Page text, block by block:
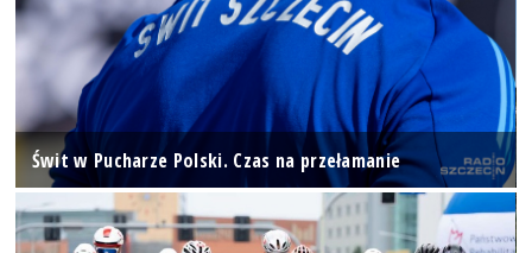
Świt w Pucharze Polski. Czas na przełamanie